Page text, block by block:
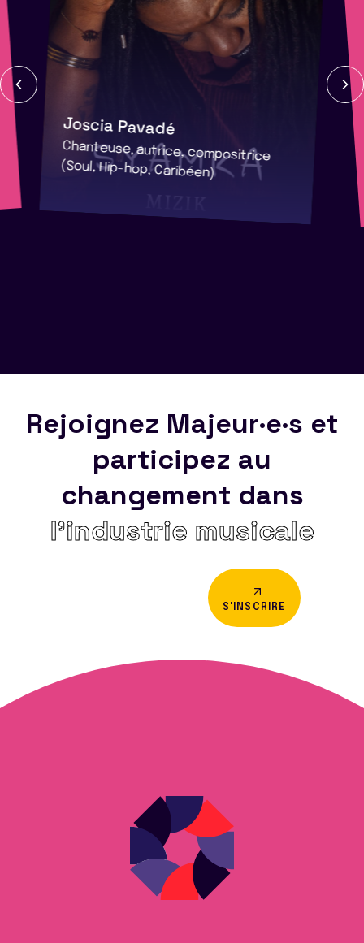
Joscia Pavadé
Chanteuse, autrice, compositrice
(Soul, Hip-hop, Caribéen)
Rejoignez Majeur·e·s et
participez au
changement dans
l’industrie musicale
S'INSCRIRE